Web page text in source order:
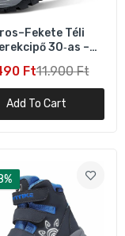
Téli
30‑as –
Ft11.900 Ft
Add To Cart